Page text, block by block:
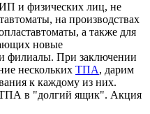
и физических лиц, не
на производствах
а также для
новые
филиалы. При заключении
нескольких ТПА, дарим
к каждому из них.
ТПА в "долгий ящик". Акция